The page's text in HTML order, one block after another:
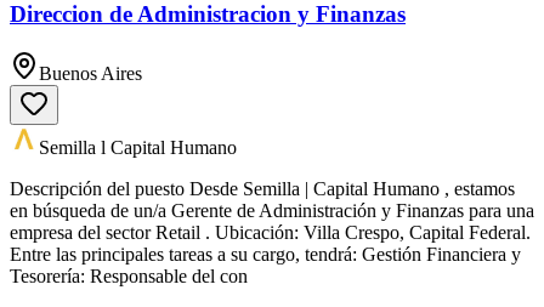
Direccion de Administracion y Finanzas
Buenos Aires
Semilla l Capital Humano
Descripción del puesto Desde Semilla | Capital Humano , estamos
en búsqueda de un/a Gerente de Administración y Finanzas para una
empresa del sector Retail . Ubicación: Villa Crespo, Capital Federal.
Entre las principales tareas a su cargo, tendrá: Gestión Financiera y
Tesorería: Responsable del con